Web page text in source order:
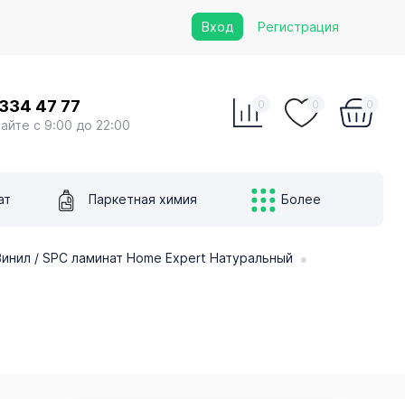
Вход Регистрация
47 77
с 9:00 до 22:00
0 0 0
Паркетная химия Более
/ SPC ламинат Home Expert Натуральный •